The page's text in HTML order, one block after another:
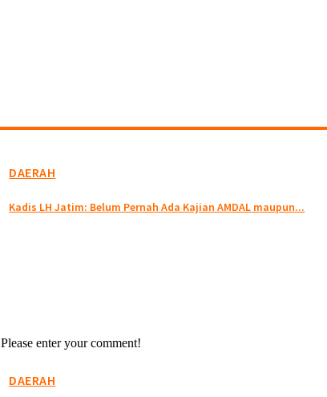
DAERAH
Kadis LH Jatim: Belum Pernah Ada Kajian AMDAL maupun...
DAERAH
Please enter your comment!